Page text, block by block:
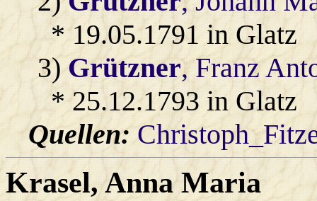
* 19.05.1791 in Glatz
3)Grützner, Franz
* 25.12.1793 in Glatz
Quellen:
Krasel, Anna Maria